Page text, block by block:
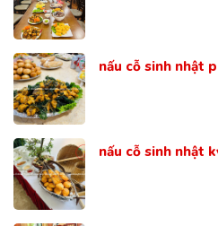
nấu cỗ sinh nhật
nấu cỗ sinh nhật